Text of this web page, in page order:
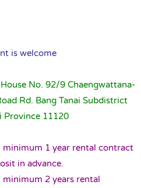
is welcome
No. 92/9 Chaengwattana-
Rd. Bang Tanai Subdistrict
Province 11120
1 year rental contract
in advance.
2 years rental